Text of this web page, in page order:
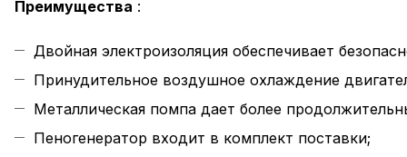
Преимущества :
Двойная электроизоляция обеспечивает
Принудительное воздушное охлаждение
Металлическая помпа дает более
Пеногенератор входит в комплект поставки;